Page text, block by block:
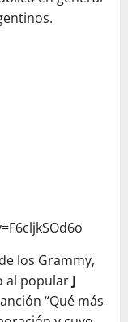
los Grammy,
al popular J
“Qué más